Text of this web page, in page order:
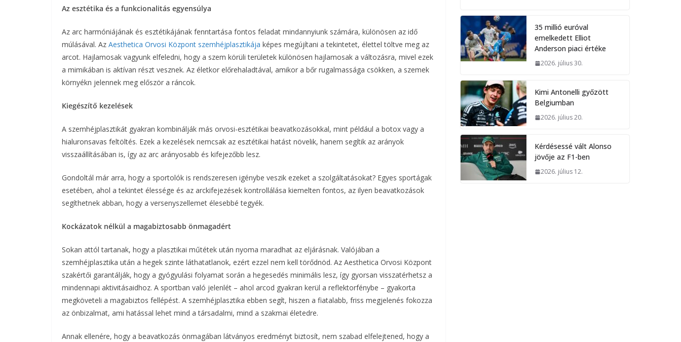
Az esztétika és a funkcionalitás egyensúlya
Az arc harmóniájának és esztétikájának fenntartása fontos feladat mindannyiunk számára, különösen az idő
múlásával. Az Aesthetica Orvosi Központ szemhéjplasztikája képes megújítani a tekintetet, élettel töltve meg az
arcot. Hajlamosak vagyunk elfeledni, hogy a szem körüli területek különösen hajlamosak a változásra, mivel ezek
a mimikában is aktívan részt vesznek. Az életkor előrehaladtával, amikor a bőr rugalmassága csökken, a szemek
környékn jelennek meg először a ráncok.
Kiegészítő kezelések
A szemhéjplasztikát gyakran kombinálják más orvosi-esztétikai beavatkozásokkal, mint például a botox vagy a
hialuronsavas feltöltés. Ezek a kezelések nemcsak az esztétikai hatást növelik, hanem segítik az arányok
visszaállításában is, így az arc arányosabb és kifejezőbb lesz.
Gondoltál már arra, hogy a sportolók is rendszeresen igénybe veszik ezeket a szolgáltatásokat? Egyes sportágak
esetében, ahol a tekintet élessége és az arckifejezések kontrollálása kiemelten fontos, az ilyen beavatkozások
segíthetnek abban, hogy a versenyszellemet élesebbé tegyék.
Kockázatok nélkül a magabiztosabb önmagadért
Sokan attól tartanak, hogy a plasztikai műtétek után nyoma maradhat az eljárásnak. Valójában a
szemhéjplasztika után a hegek szinte láthatatlanok, ezért ezzel nem kell törődnöd. Az Aesthetica Orvosi Központ
szakértői garantálják, hogy a gyógyulási folyamat során a hegesedés minimális lesz, így gyorsan visszatérhetsz a
mindennapi aktivitásaidhoz. A sportban való jelenlét – ahol arcod gyakran kerül a reflektorfénybe – gyakorta
megköveteli a magabiztos fellépést. A szemhéjplasztika ebben segít, hiszen a fiatalabb, friss megjelenés fokozza
az önbizalmat, ami hatással lehet mind a társadalmi, mind a szakmai életedre.
Annak ellenére, hogy a beavatkozás önmagában látványos eredményt biztosít, nem szabad elfelejtened, hogy a
35 millió euróval
emelkedett Elliot
Anderson piaci értéke
2026. július 30.
Kimi Antonelli győzött
Belgiumban
2026. július 20.
Kérdésessé vált Alonso
jövője az F1-ben
2026. július 12.